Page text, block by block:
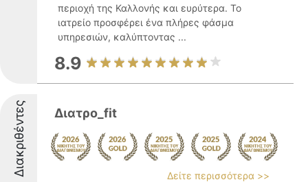
περιοχή της Καλλονής και ευρύτερα. Το
ιατρείο προσφέρει ένα πλήρες φάσμα
υπηρεσιών, καλύπτοντας ...
8.9
Διακριθέντες Διατρο_fit
Δείτε περισσότερα >>